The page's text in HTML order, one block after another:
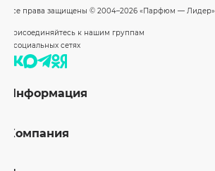
Все права защищены © 2004–2026 «Парфюм — Лидер»
Присоединяйтесь к нашим группам
в социальных сетях
Информация
Бренды
Компания